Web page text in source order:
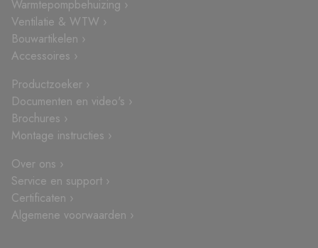
Warmtepompbehuizing ›
Ventilatie & WTW ›
Bouwartikelen ›
Accessoires ›
Productzoeker ›
Documenten en video's ›
Brochures ›
Montage instructies ›
Over ons ›
Service en support ›
Certificaten ›
Algemene voorwaarden ›